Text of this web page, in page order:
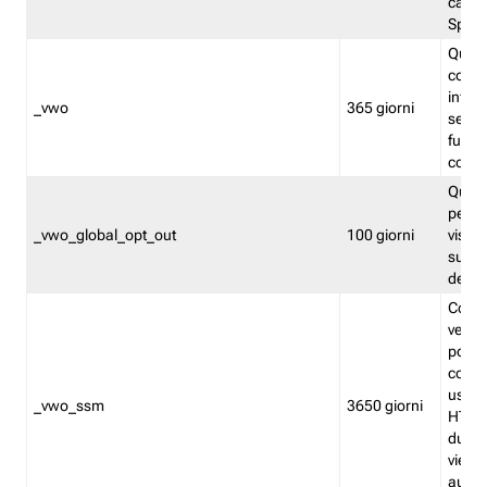
Split
_vwo 365 giorni
_vwo_global_opt_out 100 giorni
su
_vwo_ssm 3650 giorni
viene